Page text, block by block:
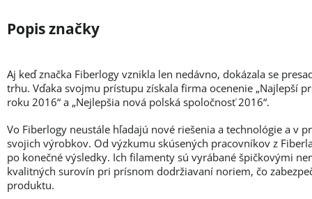
Aj keď značka Fiberlogy vznikla len nedávno, dokázala se
trhu. Vďaka svojmu prístupu získala firma ocenenie „Najlepší
roku 2016“ a „Nejlepšia nová polská spoločnosť 2016“.
Vo Fiberlogy neustále hľadajú nové riešenia a technológie a v
svojich výrobkov. Od výzkumu skúsených pracovníkov z
po konečné výsledky. Ich filamenty sú vyrábané špičkovými
kvalitných surovín pri prísnom dodržiavaní noriem, čo
produktu.